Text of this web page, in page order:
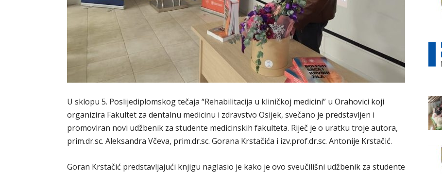
U sklopu 5. Poslijediplomskog tečaja “Rehabilitacija u kliničkoj medicini” u Orahovici koji
organizira Fakultet za dentalnu medicinu i zdravstvo Osijek, svečano je predstavljen i
promoviran novi udžbenik za studente medicinskih fakulteta. Riječ je o uratku troje autora,
prim.dr.sc. Aleksandra Včeva, prim.dr.sc. Gorana Krstačića i izv.prof.dr.sc. Antonije Krstačić.
Goran Krstačić predstavljajući knjigu naglasio je kako je ovo sveučilišni udžbenik za studente